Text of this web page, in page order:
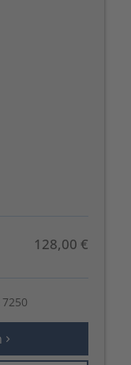
128,00 €